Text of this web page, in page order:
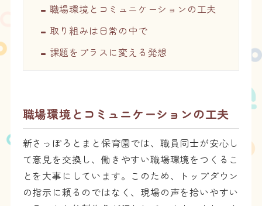
職場環境とコミュニケーションの工夫
取り組みは日常の中で
課題をプラスに変える発想
職場環境とコミュニケーションの工夫
新さっぽろとまと保育園では、職員同士が安心し
て意見を交換し、働きやすい職場環境をつくるこ
とを大事にしています。このため、トップダウン
の指示に頼るのではなく、現場の声を拾いやすい